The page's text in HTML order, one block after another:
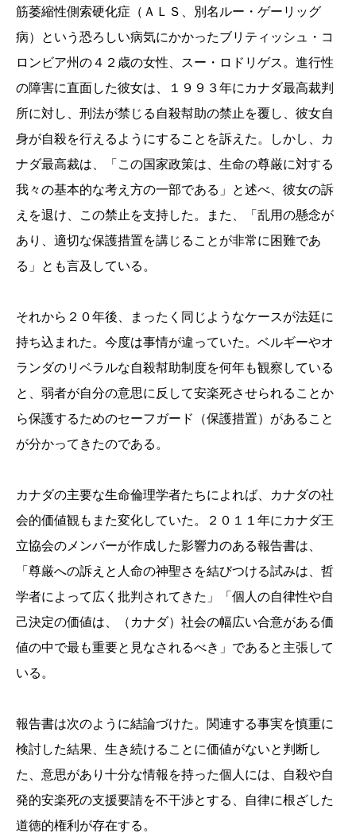
筋萎縮性側索硬化症（ＡＬＳ、別名ルー・ゲーリッグ
病）という恐ろしい病気にかかったブリティッシュ・コ
ロンビア州の４２歳の女性、スー・ロドリゲス。進行性
の障害に直面した彼女は、１９９３年にカナダ最高裁判
所に対し、刑法が禁じる自殺幇助の禁止を覆し、彼女自
身が自殺を行えるようにすることを訴えた。しかし、カ
ナダ最高裁は、「この国家政策は、生命の尊厳に対する
我々の基本的な考え方の一部である」と述べ、彼女の訴
えを退け、この禁止を支持した。また、「乱用の懸念が
あり、適切な保護措置を講じることが非常に困難であ
る」とも言及している。
それから２０年後、まったく同じようなケースが法廷に
持ち込まれた。今度は事情が違っていた。ベルギーやオ
ランダのリベラルな自殺幇助制度を何年も観察している
と、弱者が自分の意思に反して安楽死させられることか
ら保護するためのセーフガード（保護措置）があること
が分かってきたのである。
カナダの主要な生命倫理学者たちによれば、カナダの社
会的価値観もまた変化していた。２０１１年にカナダ王
立協会のメンバーが作成した影響力のある報告書は、
「尊厳への訴えと人命の神聖さを結びつける試みは、哲
学者によって広く批判されてきた」「個人の自律性や自
己決定の価値は、（カナダ）社会の幅広い合意がある価
値の中で最も重要と見なされるべき」であると主張して
いる。
報告書は次のように結論づけた。関連する事実を慎重に
検討した結果、生き続けることに価値がないと判断し
た、意思があり十分な情報を持った個人には、自殺や自
発的安楽死の支援要請を不干渉とする、自律に根ざした
道徳的権利が存在する。